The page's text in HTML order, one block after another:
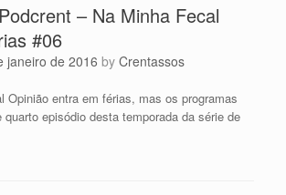
– Na Minha Fecal
#06
janeiro de 2016 by Crentassos
Opinião entra em férias, mas os programas
episódio desta temporada da série de